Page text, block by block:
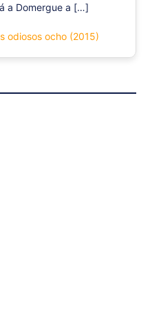
a Domergue a […]
odiosos ocho (2015)